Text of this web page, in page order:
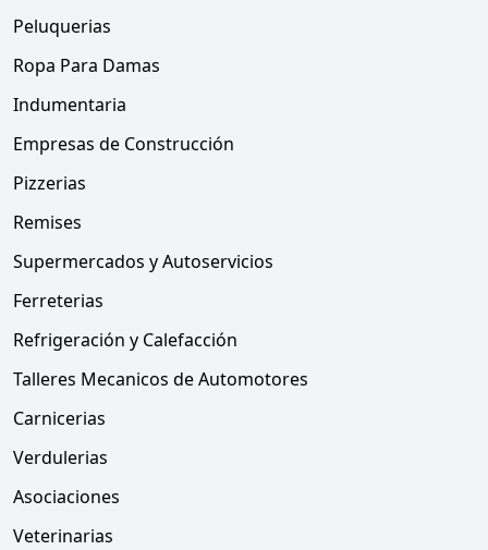
Peluquerias
Ropa Para Damas
Indumentaria
Empresas de Construcción
Pizzerias
Remises
Supermercados y Autoservicios
Ferreterias
Refrigeración y Calefacción
Talleres Mecanicos de Automotores
Carnicerias
Verdulerias
Asociaciones
Veterinarias